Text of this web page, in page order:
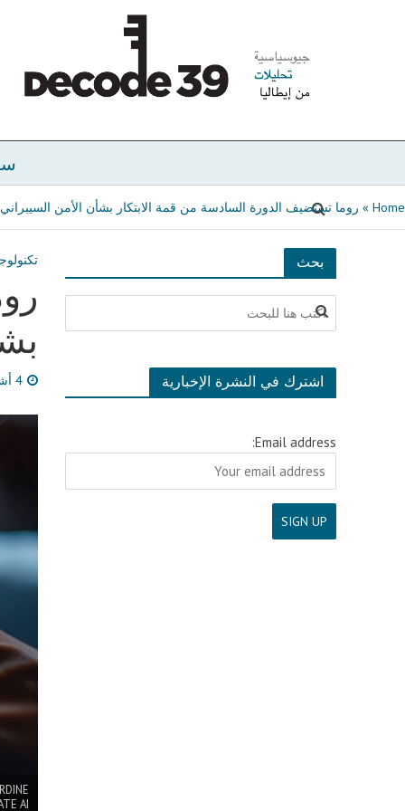
Home
» روما تستضيف الدورة السادسة من قمة الابتكار بشأن الأمن السيبراني
4 أشهر مضى
AI
بحث
اشترك في النشرة الإخبارية
Email address: